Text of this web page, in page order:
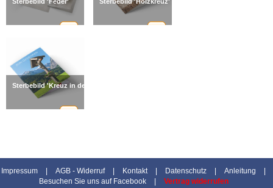
Sterbebild 'Kreuz in den Bergen'
Impressum AGB - Widerruf Kontakt Datenschutz Anleitung
Besuchen Sie uns auf Facebook
Vertrag widerrufen